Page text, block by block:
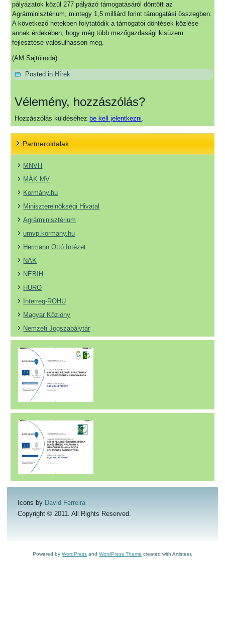
pályázatok közül 277 pályázó támogatásáról döntött az
Agrárminisztérium, mintegy 1,5 milliárd forint támogatási összegben.
A következő hetekben folytatódik a támogatói döntések közlése
annak érdekében, hogy még több mezőgazdasági kisüzem
fejlesztése valósulhasson meg.
(AM Sajtóiroda)
Posted in Hírek
Vélemény, hozzászólás?
Hozzászólás küldéséhez be kell jelentkezni.
Partneroldalak
MNVH
MÁK MV
Kormány.hu
Miniszterelnökségi Hivatal
Agrárminisztérium
umvp.kormany.hu
Hermann Ottó Intézet
NAK
NÉBIH
HURO
Interreg-ROHU
Magyar Közlöny
Nemzeti Jogszabálytár
Icons by David Ferreira
Copyright © 2011. All Rights Reserved.
Powered by WordPress and WordPress Theme created with Artisteer.